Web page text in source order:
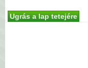
Ugrás a lap tetejére